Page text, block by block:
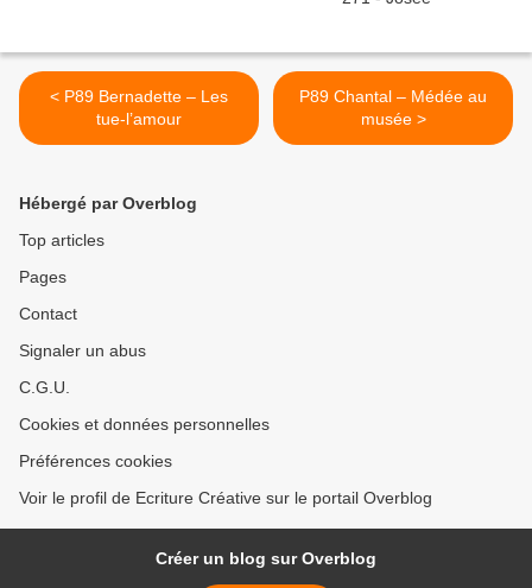
< P89 Bernadette – Les
tue-l’amour
P89 Chantal – Médée au
musée >
Hébergé par Overblog
Top articles
Pages
Contact
Signaler un abus
C.G.U.
Cookies et données personnelles
Préférences cookies
Voir le profil de Ecriture Créative sur le portail Overblog
Créer un blog sur Overblog